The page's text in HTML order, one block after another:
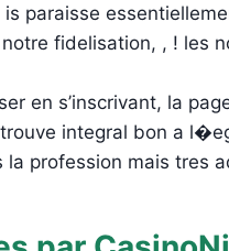
paraisse
fidelisation, , ! les
en s’inscrivant, la
integral bon a
profession mais tres